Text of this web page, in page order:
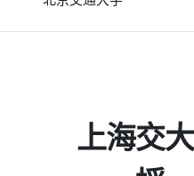
上海交